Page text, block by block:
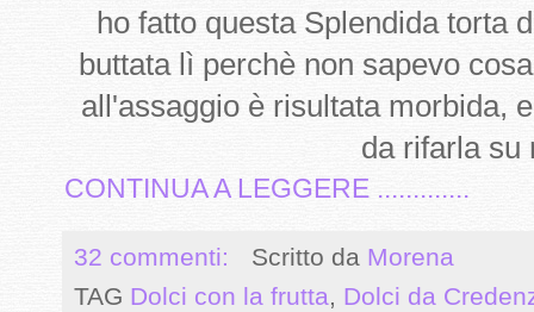
ho fatto questa Splendida torta
buttata lì perchè non sapevo
all'assaggio è risultata morbida,
da rifarla su
CONTINUA A LEGGERE .............
32 commenti: Scritto da Morena
TAG Dolci con la frutta, Dolci da